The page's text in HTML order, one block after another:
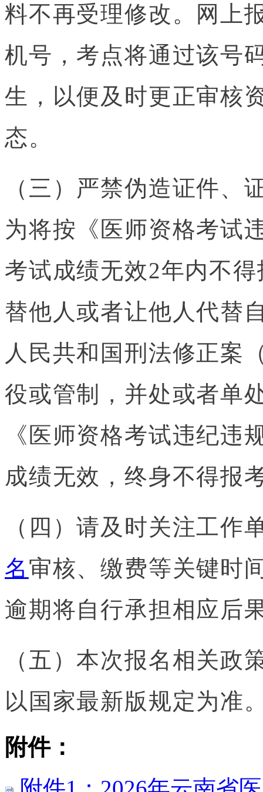
料不再受理修改。网上
机号，考点将通过该号
生，以便及时更正审核
态。
（三）严禁伪造证件、
为将按《医师资格考试
考试成绩无效2年内不
替他人或者让他人代替
人民共和国刑法修正案
役或管制，并处或者单
《医师资格考试违纪违
成绩无效，终身不得报
（四）请及时关注工作
名 审核、缴费等关键时
逾期将自行承担相应后
（五）本次报名相关政
以国家最新版规定为准
附件：